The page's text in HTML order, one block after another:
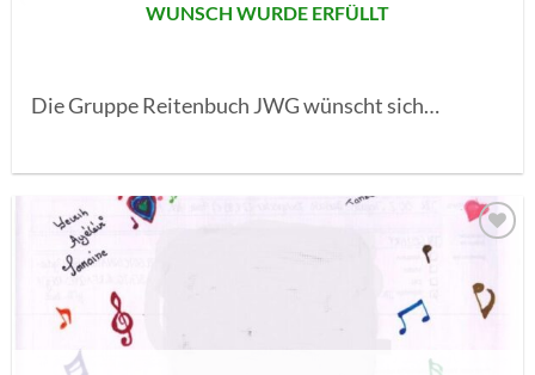
WUNSCH WURDE ERFÜLLT
Die Gruppe Reitenbuch JWG wünscht sich…
AUF MEINE
MERKLISTE
SETZEN